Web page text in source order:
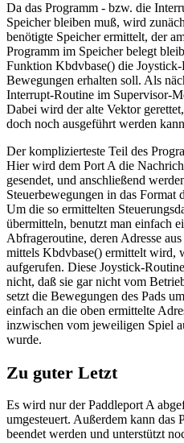
Da das Programm - bzw. die
Speicher bleiben muß, wird
benötigte Speicher ermittelt, der
Programm im Speicher belegt
Funktion Kbdvbase() die
Bewegungen erhalten soll. Als
Interrupt-Routine im Supervisor-
Dabei wird der alte Vektor
doch noch ausgeführt werden
Der komplizierteste Teil des
Hier wird dem Port A die
gesendet, und anschließend
Steuerbewegungen in das Format
Um die so ermittelten
übermitteln, benutzt man einfach
Abfrageroutine, deren Adresse
mittels Kbdvbase() ermittelt wird,
aufgerufen. Diese Joystick-
nicht, daß sie gar nicht vom
setzt die Bewegungen des Pads
einfach an die oben ermittelte
inzwischen vom jeweiligen Spiel
wurde.
Zu guter Letzt
Es wird nur der Paddleport A
umgesteuert. Außerdem kann das
beendet werden und unterstützt